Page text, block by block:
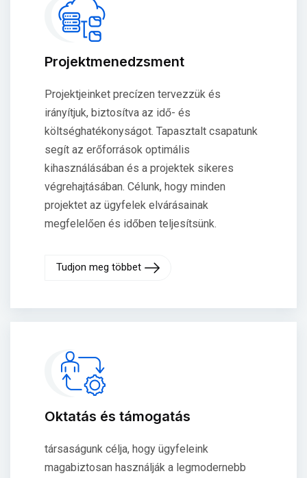
Projektmenedzsment
Projektjeinket precízen tervezzük és
irányítjuk, biztosítva az idő- és
költséghatékonyságot. Tapasztalt csapatunk
segít az erőforrások optimális
kihasználásában és a projektek sikeres
végrehajtásában. Célunk, hogy minden
projektet az ügyfelek elvárásainak
megfelelően és időben teljesítsünk.
Tudjon meg többet
Oktatás és támogatás
társaságunk célja, hogy ügyfeleink
magabiztosan használják a legmodernebb